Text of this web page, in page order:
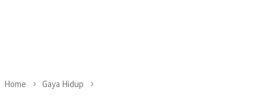
Home Gaya Hidup